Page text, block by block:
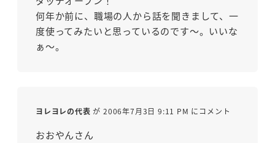
何年か前に、職場の人から話を聞きまして、一
度使ってみたいと思っているのです～。いいな
ぁ～。
ヨレヨレの代表 が 2006年7月3日 9:11 PM にコメント
おおやんさん